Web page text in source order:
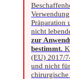
Präparation
nicht
zur
bestimmt.
(EU) 2017/
und nicht
chirurgische